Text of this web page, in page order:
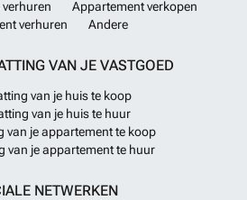
verhuren
Appartement verkopen
verhuren
Andere
VAN JE VASTGOED
van je huis te koop
van je huis te huur
van je appartement te koop
van je appartement te huur
NETWERKEN